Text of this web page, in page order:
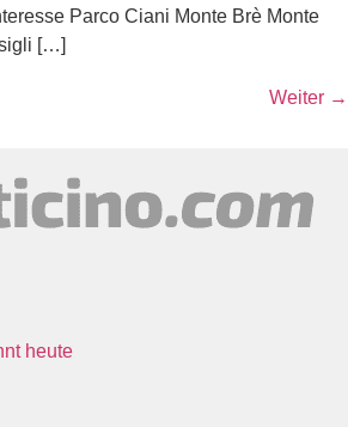
Parco Ciani Monte Brè Monte
[…]
Weiter →
heute